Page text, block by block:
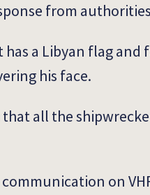
from
a Libyan flag and
his face.
all the
on